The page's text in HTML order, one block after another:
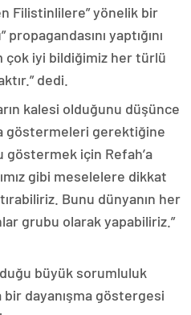
Filistinlilere” yönelik bir
yaptığını
çok iyi bildiğimiz her türlü
dedi.
kalesi olduğunu düşünce
göstermeleri gerektiğine
göstermek için Refah’a
gibi meselelere dikkat
Bunu dünyanın her
grubu olarak yapabiliriz.”
büyük sorumluluk
bir dayanışma göstergesi